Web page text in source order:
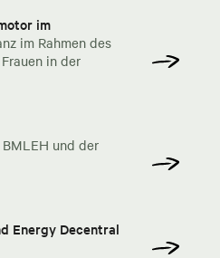
im
im Rahmen des
in der
und der
Energy Decentral